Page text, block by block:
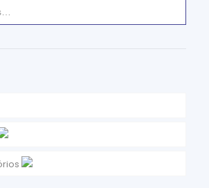
Pesados e Motociclos